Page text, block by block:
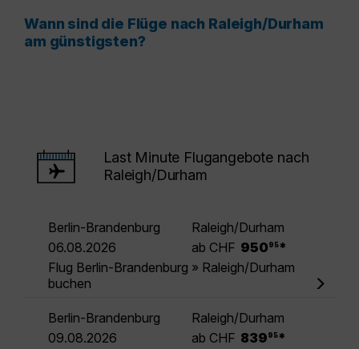
Wann sind die Flüge nach Raleigh/Durham
am günstigsten?
Last Minute Flugangebote nach
Raleigh/Durham
Berlin-Brandenburg
Raleigh/Durham
06.08.2026
ab CHF 950 95 *
Flug Berlin-Brandenburg » Raleigh/Durham
buchen
Berlin-Brandenburg
Raleigh/Durham
09.08.2026
ab CHF 839 95 *